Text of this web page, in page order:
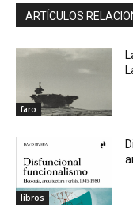
ARTÍCULOS
faro
libros